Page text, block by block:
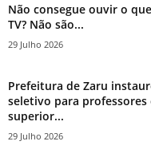
Não consegue ouvir o
TV? Não são...
29 Julho 2026
Prefeitura de Zaru
seletivo para professores
superior...
29 Julho 2026